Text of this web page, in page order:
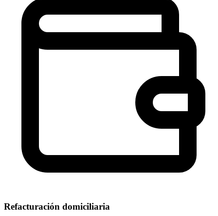
Refacturación domiciliaria